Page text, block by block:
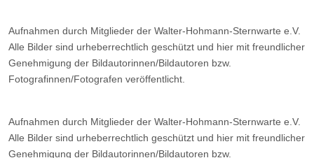
Aufnahmen durch Mitglieder der Walter-Hohmann-Sternwarte e.V.
Alle Bilder sind urheberrechtlich geschützt und hier mit freundlicher
Genehmigung der Bildautorinnen/Bildautoren bzw.
Fotografinnen/Fotografen veröffentlicht.
Aufnahmen durch Mitglieder der Walter-Hohmann-Sternwarte e.V.
Alle Bilder sind urheberrechtlich geschützt und hier mit freundlicher
Genehmigung der Bildautorinnen/Bildautoren bzw.